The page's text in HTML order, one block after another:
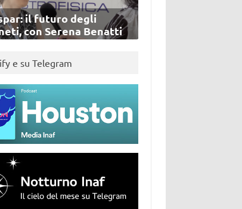
il futuro degli
con Serena Benatti
e su Telegram